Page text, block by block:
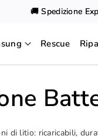
🚚 Spedizione
Rescue
di litio: ricaricabili,